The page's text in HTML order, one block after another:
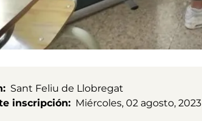
Sant Feliu de Llobregat
inscripción
Miércoles, 02 agosto, 2023